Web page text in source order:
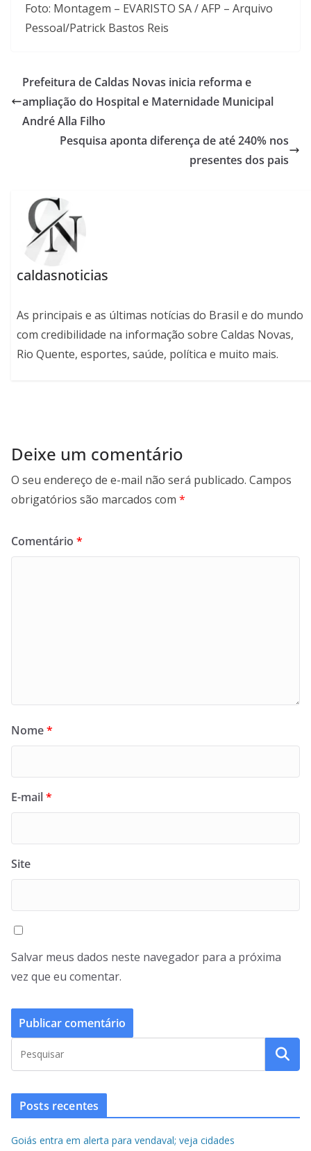
Foto: Montagem – EVARISTO SA / AFP – Arquivo
Pessoal/Patrick Bastos Reis
Prefeitura de Caldas Novas inicia reforma e
ampliação do Hospital e Maternidade Municipal
André Alla Filho
Pesquisa aponta diferença de até 240% nos
presentes dos pais
caldasnoticias
As principais e as últimas notícias do Brasil e do mundo
com credibilidade na informação sobre Caldas Novas,
Rio Quente, esportes, saúde, política e muito mais.
Deixe um comentário
O seu endereço de e-mail não será publicado. Campos
obrigatórios são marcados com *
Comentário *
Nome*
E-mail*
Site
Salvar meus dados neste navegador para a próxima
vez que eu comentar.
Posts recentes
Goiás entra em alerta para vendaval; veja cidades